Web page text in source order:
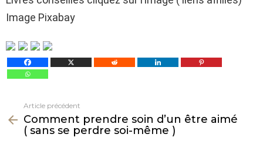
Image Pixabay
plus
Article précédent
Comment prendre soin d’un être aimé
( sans se perdre soi-même )